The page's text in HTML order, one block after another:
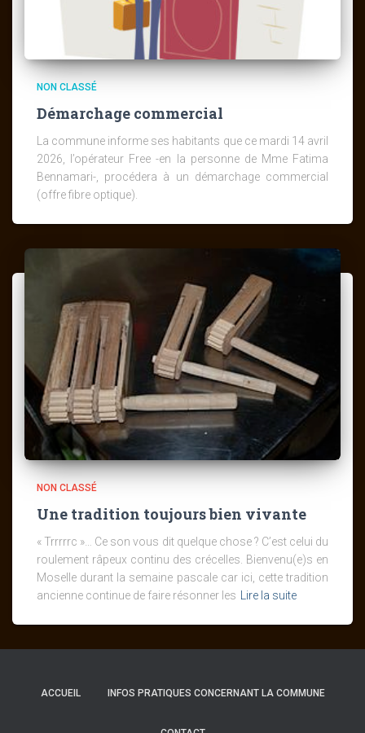
NON CLASSÉ
Démarchage commercial
La commune informe ses habitants que ce mardi 14 avril
2026, l’opérateur Free -en la personne de Mme Fatima
Bennamari-, procédera à un démarchage commercial
(offre fibre optique).
NON CLASSÉ
Une tradition toujours bien vivante
« Trrrrrc »… Ce son vous dit quelque chose ? C’est celui du
roulement râpeux continu des crécelles. Bienvenu(e)s en
Moselle durant la semaine pascale car ici, cette tradition
ancienne continue de faire résonner les
Lire la suite
ACCUEIL INFOS PRATIQUES CONCERNANT LA COMMUNE